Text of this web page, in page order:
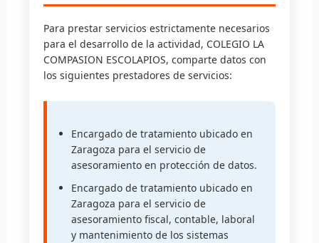
Para prestar servicios estrictamente necesarios
para el desarrollo de la actividad, COLEGIO LA
COMPASION ESCOLAPIOS, comparte datos con
los siguientes prestadores de servicios:
Encargado de tratamiento ubicado en
Zaragoza para el servicio de
asesoramiento en protección de datos.
Encargado de tratamiento ubicado en
Zaragoza para el servicio de
asesoramiento fiscal, contable, laboral
y mantenimiento de los sistemas